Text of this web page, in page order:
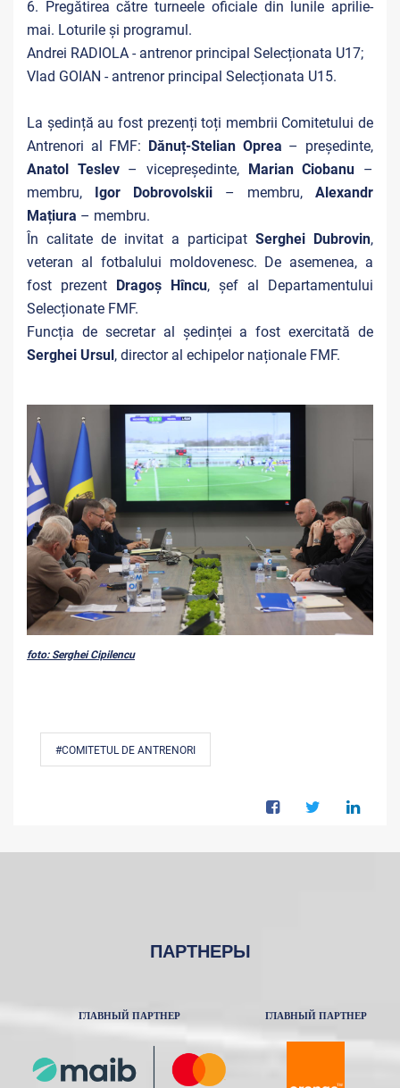
6. Pregătirea către turneele oficiale din lunile aprilie-
mai. Loturile și programul.
Andrei RADIOLA - antrenor principal Selecționata U17;
Vlad GOIAN - antrenor principal Selecționata U15.
La ședință au fost prezenți toți membrii Comitetului de
Antrenori al FMF: Dănuț-Stelian Oprea – președinte,
Anatol Teslev– vicepreședinte, Marian Ciobanu –
membru, Igor Dobrovolskii – membru, Alexandr
Mațiura – membru.
În calitate de invitat a participat Serghei Dubrovin,
veteran al fotbalului moldovenesc. De asemenea, a
fost prezent Dragoș Hîncu, șef al Departamentului
Selecționate FMF.
Funcția de secretar al ședinței a fost exercitată de
Serghei Ursul, director al echipelor naționale FMF.
foto: Serghei Cipilencu
#COMITETUL DE ANTRENORI
ПАРТНЕРЫ
ГЛАВНЫЙ ПАРТНЕР ГЛАВНЫЙ ПАРТНЕР